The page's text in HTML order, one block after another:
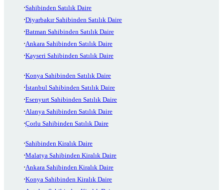
Sahibinden Satılık Daire
Diyarbakır Sahibinden Satılık Daire
Batman Sahibinden Satılık Daire
Ankara Sahibinden Satılık Daire
Kayseri Sahibinden Satılık Daire
Konya Sahibinden Satılık Daire
İstanbul Sahibinden Satılık Daire
Esenyurt Sahibinden Satılık Daire
Alanya Sahibinden Satılık Daire
Çorlu Sahibinden Satılık Daire
Sahibinden Kiralık Daire
Malatya Sahibinden Kiralık Daire
Ankara Sahibinden Kiralık Daire
Konya Sahibinden Kiralık Daire